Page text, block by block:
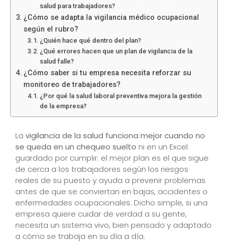
salud para trabajadores?
¿Cómo se adapta la vigilancia médico ocupacional
según el rubro?
¿Quién hace qué dentro del plan?
¿Qué errores hacen que un plan de vigilancia de la
salud falle?
¿Cómo saber si tu empresa necesita reforzar su
monitoreo de trabajadores?
¿Por qué la salud laboral preventiva mejora la gestión
de la empresa?
La vigilancia de la salud funciona mejor cuando no
se queda en un chequeo suelto ni en un Excel
guardado por cumplir: el mejor plan es el que sigue
de cerca a los trabajadores según los riesgos
reales de su puesto y ayuda a prevenir problemas
antes de que se conviertan en bajas, accidentes o
enfermedades ocupacionales. Dicho simple, si una
empresa quiere cuidar de verdad a su gente,
necesita un sistema vivo, bien pensado y adaptado
a cómo se trabaja en su día a día.